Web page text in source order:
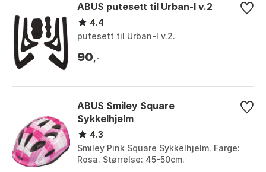
ABUS putesett til Urban-I v.2
4.4
putesett til Urban-I v.2.
90 ,-
ABUS Smiley Square
Sykkelhjelm
4.3
Smiley Pink Square Sykkelhjelm. Farge:
Rosa. Størrelse: 45-50cm.